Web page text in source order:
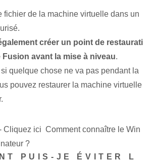
fichier de la machine virtuelle dans un
créer un point de restaurati
Fusion avant la mise à niveau.
quelque chose ne va pas pendant la
pouvez restaurer la machine virtuelle
Cliquez ici Comment connaître le Win
?
PUIS-JE ÉVITER L